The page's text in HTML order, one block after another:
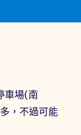
車場(南
，不過可能